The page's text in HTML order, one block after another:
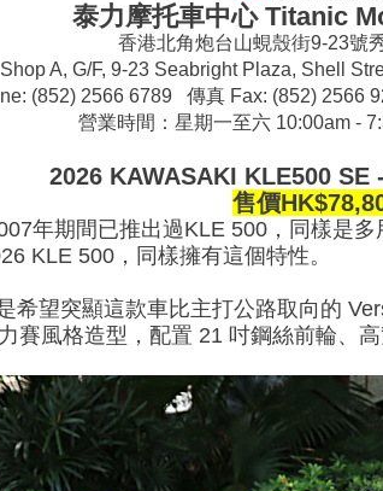
泰力摩托車中心 Titanic
香港北角炮台山蜆殼街9-23號
Shop A, G/F, 9-23 Seabright Plaza, Shell
(852) 2566 6789 傳真 Fax: (852) 2566
營業時間：星期一至六 10:00am -
2026 KAWASAKI KLE500 SE
售價
年期間已推出過KLE 500，同樣是
KLE 500，同樣擁有這個特性。
希望突顯這款車比主打公路取向的
賽風格造型，配置 21 吋鋼絲前輪、高